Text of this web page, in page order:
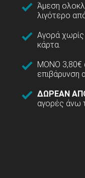
Άμεση
λιγότερο
Αγορά χωρίς
κάρτα.
ΜΟΝΟ 3,80€
επιβάρυνση
ΔΩΡΕΑΝ
αγορές άνω